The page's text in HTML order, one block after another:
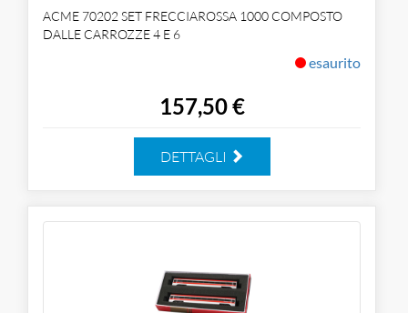
ACME 70202 SET FRECCIAROSSA 1000 COMPOSTO
DALLE CARROZZE 4 E 6
esaurito
157,50 €
DETTAGLI